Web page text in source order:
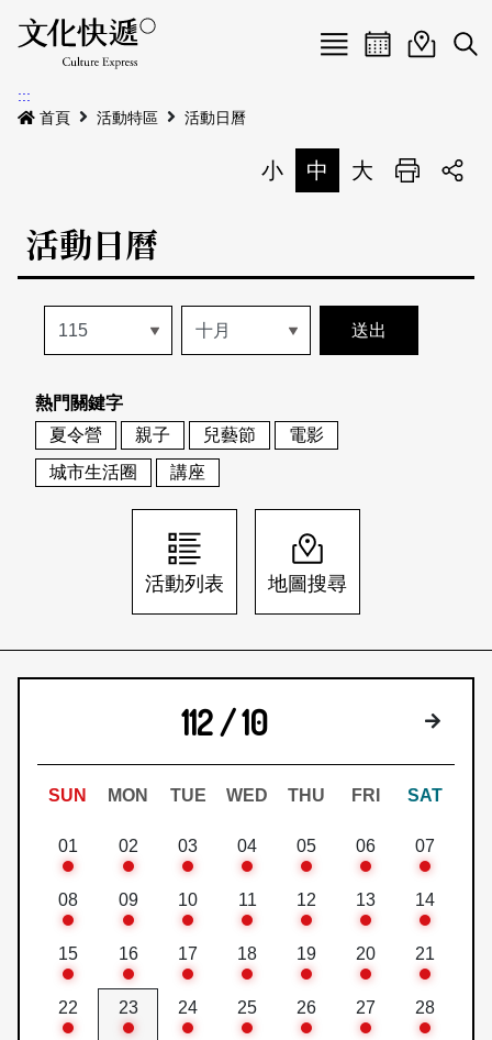
Menu
最新公告
本期專題
歷史專題
活動特區
活動列表
地圖搜尋
關於我們
關於我們
刊物索取地點
會員基本資料
刊登活動
網站導覽 English
日本語 登入/註冊
活動日曆活動地圖
展
:::
首頁
活動特區 活動日曆
小 中 大 列印
活動日曆
熱門關鍵字
夏令營
親子 兒藝節
電影
城市生活圈
講座
活動列表 地圖搜尋
112 / 10 下個月
SUN MON TUE WED THU FRI SAT
01 02 03 04 05 06 07
08 09 10 11 12 13 14
15 16 17 18 19 20 21
22 23 24 25 26 27 28